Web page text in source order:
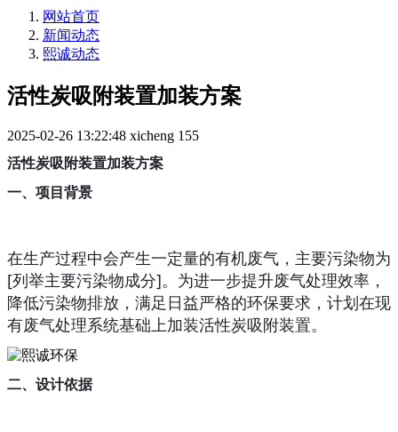
网站首页
新闻动态
熙诚动态
活性炭吸附装置加装方案
2025-02-26 13:22:48 xicheng 155
活性炭吸附装置加装方案
一、项目背景
在生产过程中会产生一定量的有机废气，主要污染物为
[列举主要污染物成分]。为进一步提升废气处理效率，
降低污染物排放，满足日益严格的环保要求，计划在现
有废气处理系统基础上加装活性炭吸附装置。
二、设计依据